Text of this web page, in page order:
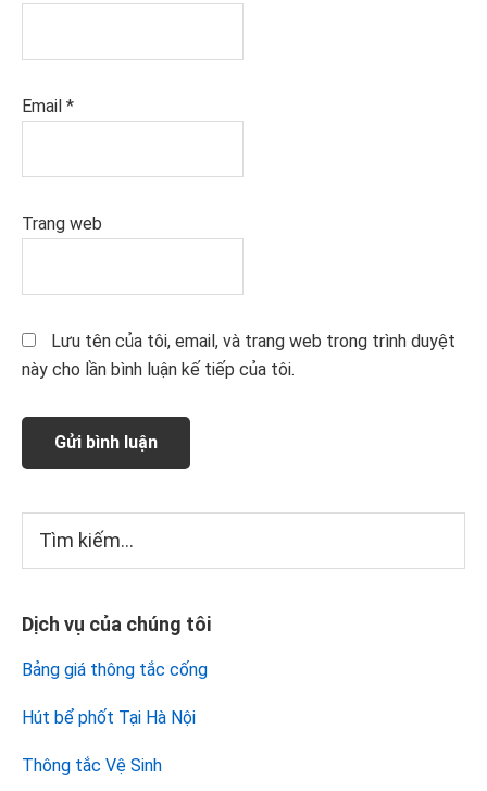
Email *
Trang web
Lưu tên của tôi, email, và trang web trong trình duyệt
này cho lần bình luận kế tiếp của tôi.
Sidebar
chính
kiếm...
Dịch vụ của chúng tôi
Bảng giá thông tắc cống
Hút bể phốt Tại Hà Nội
Thông tắc Vệ Sinh